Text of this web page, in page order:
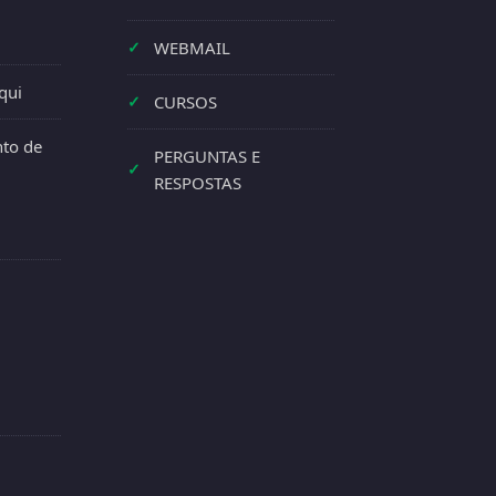
de
✓ WEBMAIL
✓ CURSOS
✓
PERGUNTAS E
RESPOSTAS